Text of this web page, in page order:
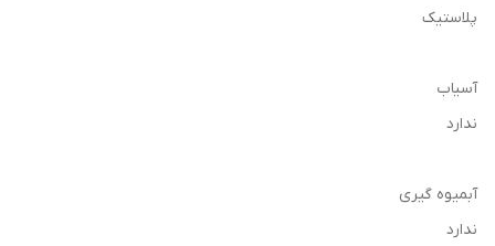
پلاستیک
آسیاب
ندارد
آبمیوه گیری
ندارد